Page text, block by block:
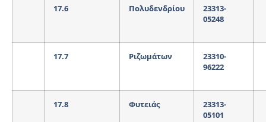
17.6 Πολυδενδρίου
23313-
05248
17.7 Ριζωμάτων
23310-
96222
17.8 Φυτειάς
23313-
05101